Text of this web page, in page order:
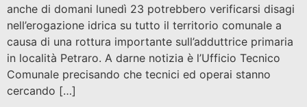
anche di domani lunedì 23 potrebbero verificarsi disagi
nell’erogazione idrica su tutto il territorio comunale a
causa di una rottura importante sull’adduttrice primaria
in località Petraro. A darne notizia è l’Ufficio Tecnico
Comunale precisando che tecnici ed operai stanno
cercando […]